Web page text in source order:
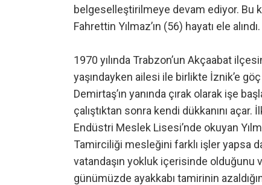
belgeselleştirilmeye devam ediyor. Bu
Fahrettin Yılmaz’ın (56) hayatı ele alındı.
1970 yılında Trabzon’un Akçaabat
yaşındayken ailesi ile birlikte İznik’e
Demirtaş’ın yanında çırak olarak işe
çalıştıktan sonra kendi dükkanını
Endüstri Meslek Lisesi’nde okuyan
Tamirciliği mesleğini farklı işler yapsa
vatandaşın yokluk içerisinde olduğunu
günümüzde ayakkabı tamirinin